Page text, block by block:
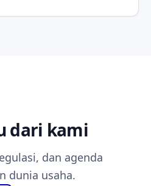
dari kami
dan agenda
dunia usaha.